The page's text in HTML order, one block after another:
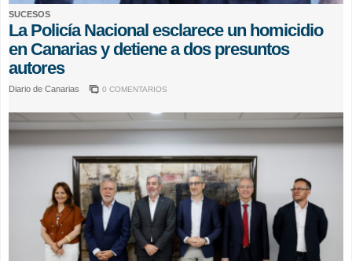
SUCESOS
La Policía Nacional esclarece un homicidio
en Canarias y detiene a dos presuntos
autores
Diario de Canarias 0 COMENTARIOS